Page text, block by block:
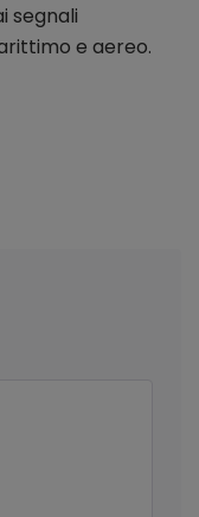
segnali
e aereo.